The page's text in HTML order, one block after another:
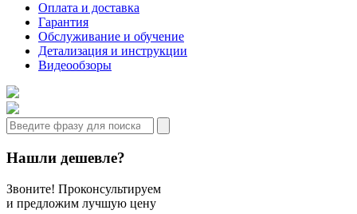
Оплата и доставка
Гарантия
Обслуживание и обучение
Детализация и инструкции
Видеообзоры
Нашли дешевле?
Звоните! Проконсультируем
и предложим лучшую цену